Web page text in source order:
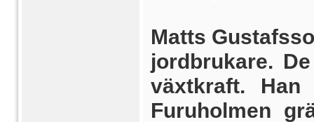
Matts
jord­brukare.
växtkraft.
Furuholmen